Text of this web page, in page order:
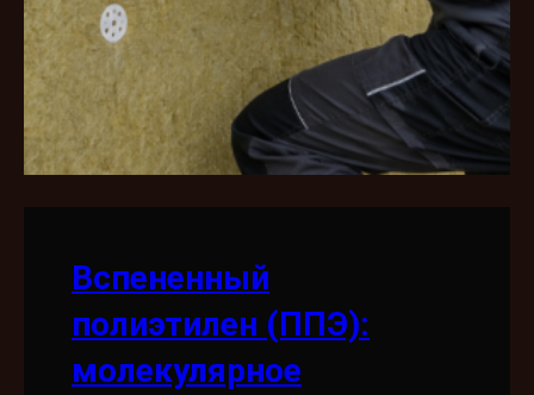
Вспененный
полиэтилен (ППЭ):
молекулярное